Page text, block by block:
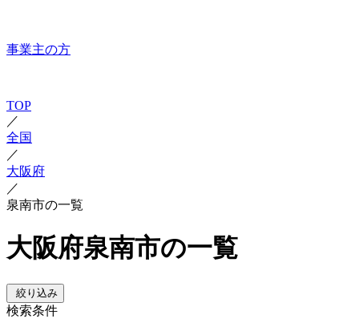
事業主の方
TOP
／
全国
／
大阪府
／
泉南市の一覧
大阪府泉南市の一覧
絞り込み
検索条件